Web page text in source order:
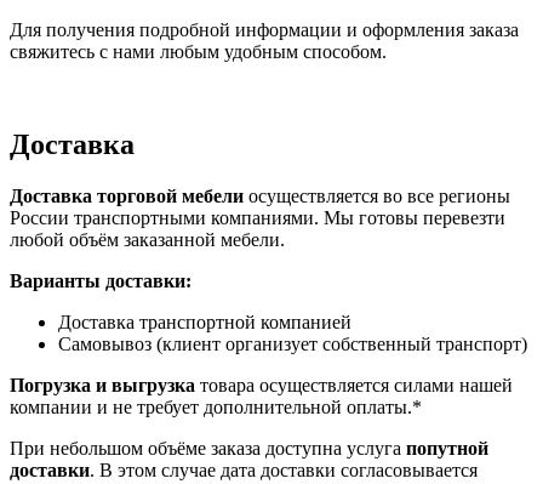
Для получения подробной информации и оформления заказа
свяжитесь с нами любым удобным способом.
Доставка
Доставка торговой мебели осуществляется во все регионы
России транспортными компаниями. Мы готовы перевезти
любой объём заказанной мебели.
Варианты доставки:
Доставка транспортной компанией
Самовывоз (клиент организует собственный транспорт)
Погрузка и выгрузка товара осуществляется силами нашей
компании и не требует дополнительной оплаты.*
При небольшом объёме заказа доступна услуга попутной
доставки. В этом случае дата доставки согласовывается